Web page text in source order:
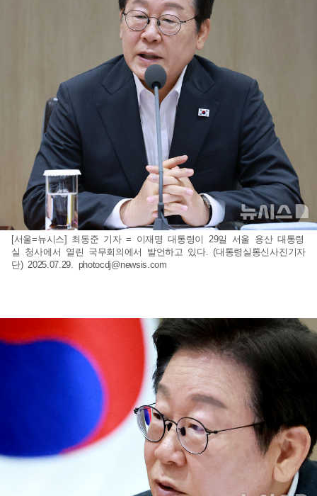
[서울=뉴시스] 최동준 기자 = 이재명 대통령이 29일 서울 용산 대통령
실 청사에서 열린 국무회의에서 발언하고 있다. (대통령실통신사진기자
단) 2025.07.29. photocdj@newsis.com